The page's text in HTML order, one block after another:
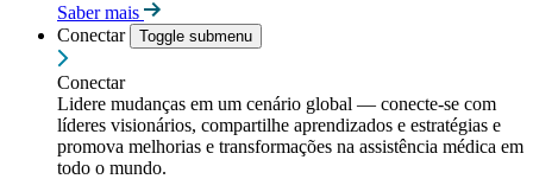
Saber mais
Conectar
Toggle submenu
Conectar
Lidere mudanças em um cenário global — conecte-se com
líderes visionários, compartilhe aprendizados e estratégias e
promova melhorias e transformações na assistência médica em
todo o mundo.